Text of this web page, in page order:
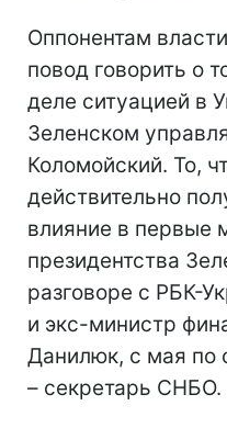
Оппонентам
повод говорить о
деле ситуацией в
Зеленском
Коломойский. То,
действительно
влияние в первые
президентства
разговоре с РБК-
и экс-министр
Данилюк, с мая по
– секретарь СНБО.